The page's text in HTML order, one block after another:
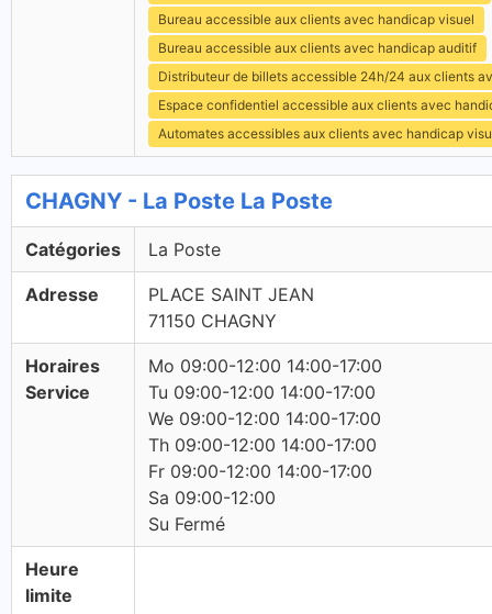
Bureau accessible aux clients avec handicap visuel
Bureau accessible aux clients avec handicap auditif
Distributeur de billets accessible 24h/24 aux clients
Espace confidentiel accessible aux clients avec
Automates accessibles aux clients avec handicap
CHAGNY - La Poste La Poste
Catégories La Poste
Adresse
PLACE SAINT JEAN
71150 CHAGNY
Horaires
Service
Mo 09:00-12:00 14:00-17:00
Tu 09:00-12:00 14:00-17:00
We 09:00-12:00 14:00-17:00
Th 09:00-12:00 14:00-17:00
Fr 09:00-12:00 14:00-17:00
Sa 09:00-12:00
Su Fermé
Heure
limite